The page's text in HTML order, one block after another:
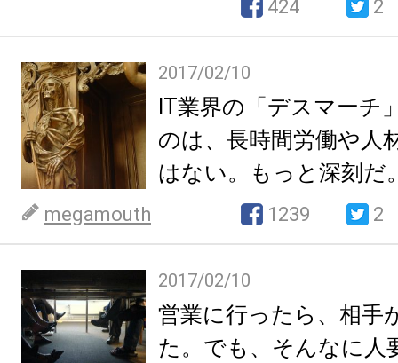
424 2
2017/02/10
IT業界の「デスマーチ
のは、長時間労働や人
はない。もっと深刻だ
megamouth 1239 2
2017/02/10
営業に行ったら、相手
た。でも、そんなに人